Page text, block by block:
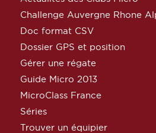
Challenge Auvergne Rhone
Doc format CSV
Dossier GPS et position
Gérer une régate
Guide Micro 2013
MicroClass France
Séries
Trouver un équipier